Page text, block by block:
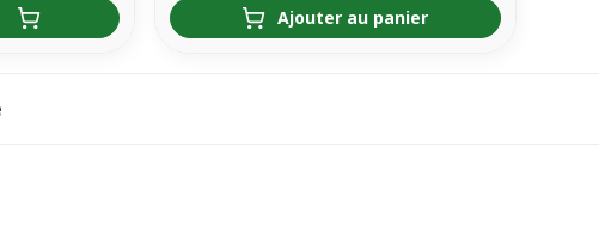
Ajouter au panier